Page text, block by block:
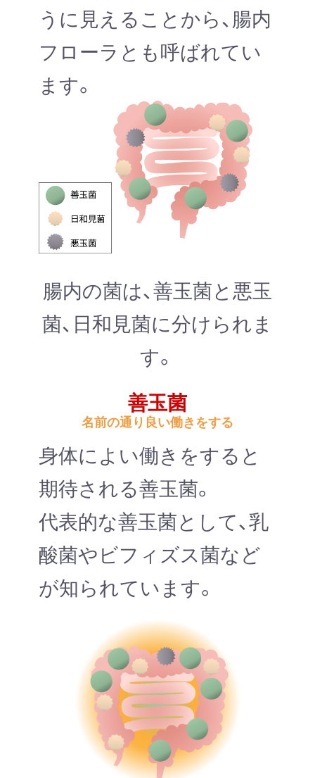
うに見えることから、腸内
フローラとも呼ばれてい
ます。
腸内の菌は、善玉菌と悪玉
菌、日和見菌に分けられま
す。
善玉菌
名前の通り良い働きをする
身体によい働きをすると
期待される善玉菌。
代表的な善玉菌として、乳
酸菌やビフィズス菌など
が知られています。